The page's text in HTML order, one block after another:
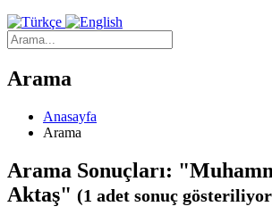
Arama
Anasayfa
Arama
Arama Sonuçları:
Aktaş" (1 adet sonuç